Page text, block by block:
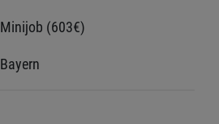
Minijob (603€)
Bayern